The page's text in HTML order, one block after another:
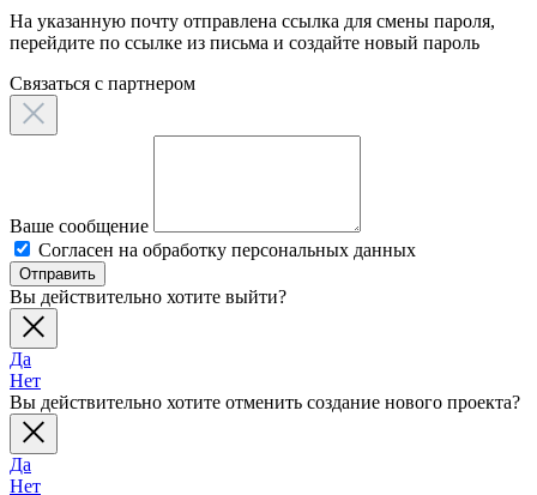
На указанную почту отправлена ссылка для смены пароля,
перейдите по ссылке из письма и создайте новый пароль
Связаться c партнером
Ваше сообщение
Согласен на обработку персональных данных
Отправить
Вы действительно хотите выйти?
Да
Нет
Вы действительно хотите отменить создание нового проекта?
Да
Нет